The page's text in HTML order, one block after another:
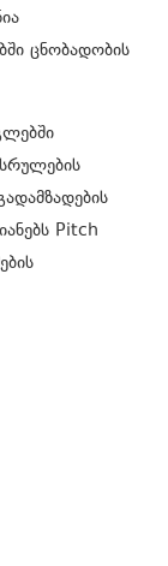
ცნობადობის
Pitch